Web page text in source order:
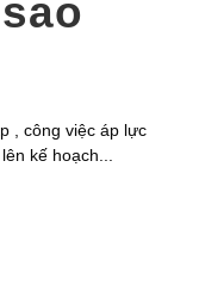
, công việc áp lực
kế hoạch...